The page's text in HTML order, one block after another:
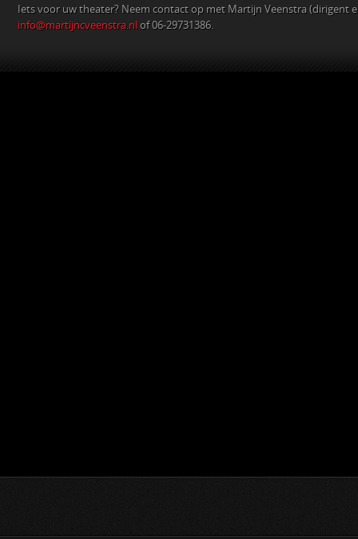
Iets voor uw theater? Neem contact op met Martijn Veenstra (dirigent
info@martijncveenstra.nl of 06-29731386.